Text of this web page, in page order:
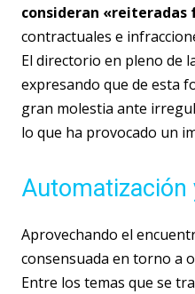
consideran
contractuales e
El directorio en pleno de
expresando que de esta
gran molestia ante
lo que ha provocado un
Aprovechando el
consensuada en torno a
Entre los temas que se